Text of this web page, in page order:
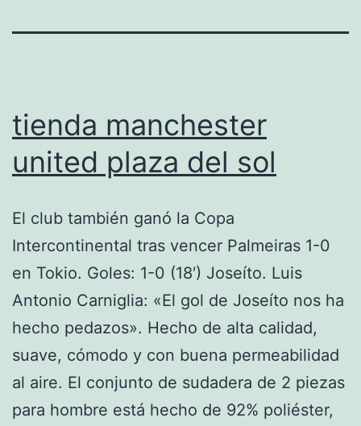
tienda manchester
united plaza del sol
El club también ganó la Copa
Intercontinental tras vencer Palmeiras 1-0
en Tokio. Goles: 1-0 (18′) Joseíto. Luis
Antonio Carniglia: «El gol de Joseíto nos ha
hecho pedazos». Hecho de alta calidad,
suave, cómodo y con buena permeabilidad
al aire. El conjunto de sudadera de 2 piezas
para hombre está hecho de 92% poliéster,